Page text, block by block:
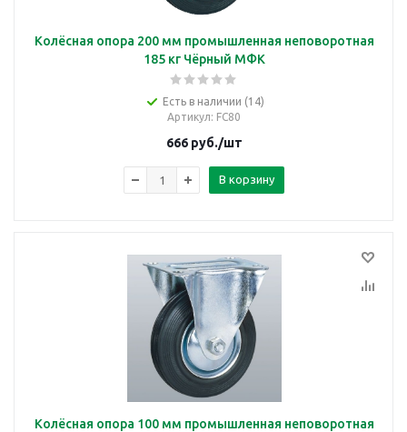
Колёсная опора 200 мм промышленная неповоротная
185 кг Чёрный МФК
Есть в наличии (14)
Артикул: FC80
666руб./шт
В корзину
Колёсная опора 100 мм промышленная неповоротная